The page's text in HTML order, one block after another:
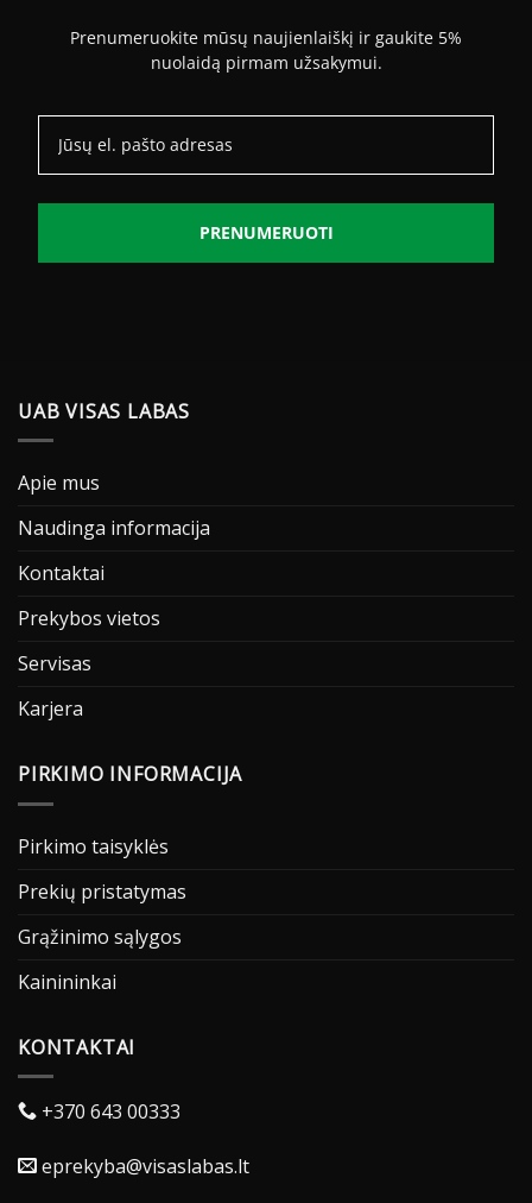
Prenumeruokite mūsų naujienlaiškį ir gaukite 5%
nuolaidą pirmam užsakymui.
PRENUMERUOTI
UAB VISAS LABAS
Apie mus
Naudinga informacija
Kontaktai
Prekybos vietos
Servisas
Karjera
PIRKIMO INFORMACIJA
Pirkimo taisyklės
Prekių pristatymas
Grąžinimo sąlygos
Kainininkai
KONTAKTAI
+370 643 00333
eprekyba@visaslabas.lt